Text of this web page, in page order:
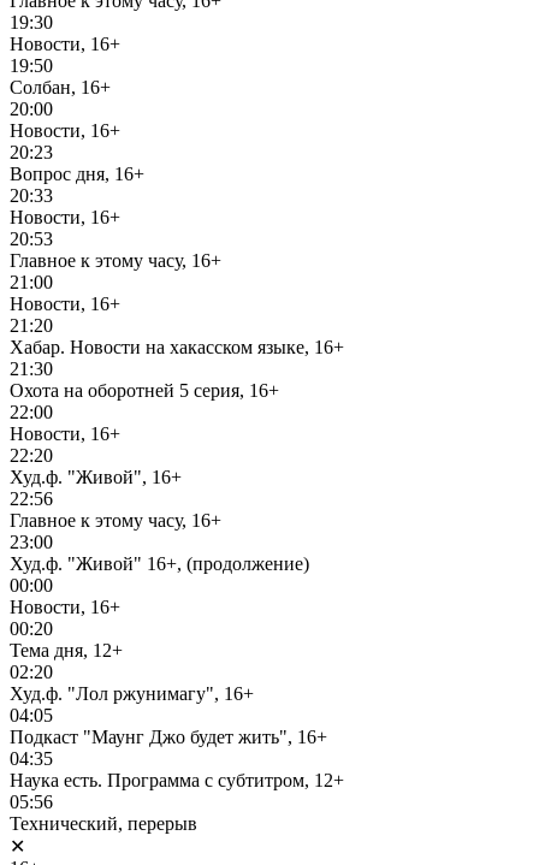
19:30
Новости, 16+
19:50
Солбан, 16+
20:00
Новости, 16+
20:23
Вопрос дня, 16+
20:33
Новости, 16+
20:53
Главное к этому часу, 16+
21:00
Новости, 16+
21:20
Хабар. Новости на хакасском языке, 16+
21:30
Охота на оборотней 5 серия, 16+
22:00
Новости, 16+
22:20
Худ.ф. "Живой", 16+
22:56
Главное к этому часу, 16+
23:00
Худ.ф. "Живой" 16+, (продолжение)
00:00
Новости, 16+
00:20
Тема дня, 12+
02:20
Худ.ф. "Лол ржунимагу", 16+
04:05
Подкаст "Маунг Джо будет жить", 16+
04:35
Наука есть. Программа с субтитром, 12+
05:56
Технический, перерыв
✕